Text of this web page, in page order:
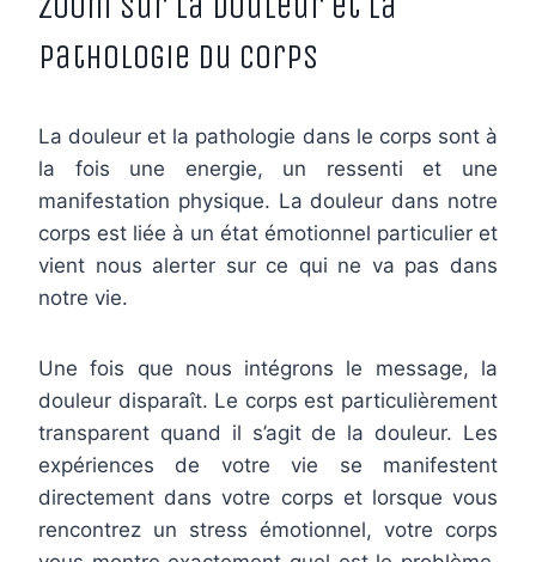
pathologie du corps
La douleur et la pathologie dans le corps sont à
la fois une energie, un ressenti et une
manifestation physique. La douleur dans notre
corps est liée à un état émotionnel particulier et
vient nous alerter sur ce qui ne va pas dans
notre vie.
Une fois que nous intégrons le message, la
douleur disparaît. Le corps est particulièrement
transparent quand il s’agit de la douleur. Les
expériences de votre vie se manifestent
directement dans votre corps et lorsque vous
rencontrez un stress émotionnel, votre corps